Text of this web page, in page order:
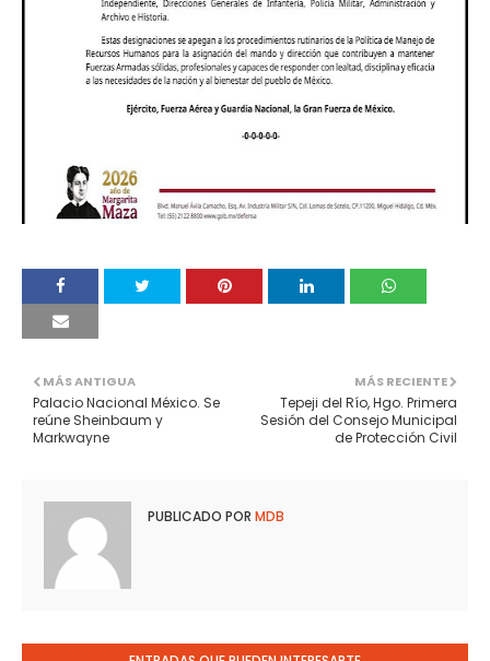
MÁS RECIENTE
Tepeji del Río, Hgo. Primera
Sesión del Consejo Municipal
de Protección Civil
MÁS ANTIGUA
Palacio Nacional México. Se
reúne Sheinbaum y
Markwayne
PUBLICADO POR MDB